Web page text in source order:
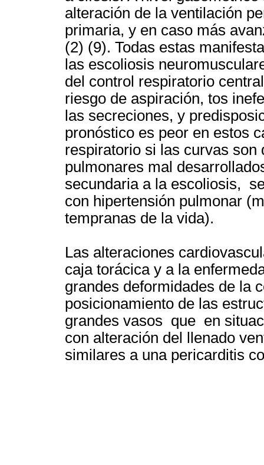
alteración de la ventilación
primaria, y en caso más
(2) (9). Todas estas
las escoliosis
del control respiratorio
riesgo de aspiración, tos
las secreciones, y
pronóstico es peor en estos
respiratorio si las curvas
pulmonares mal
secundaria a la escoliosis,
con hipertensión pulmonar
tempranas de la vida).
Las alteraciones
caja torácica y a la
grandes deformidades de la
posicionamiento de las
grandes vasos que en
con alteración del llenado
similares a una pericarditis